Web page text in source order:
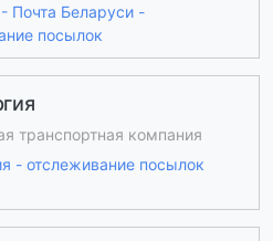
Почта Беларуси -
посылок
транспортная компания
- отслеживание посылок